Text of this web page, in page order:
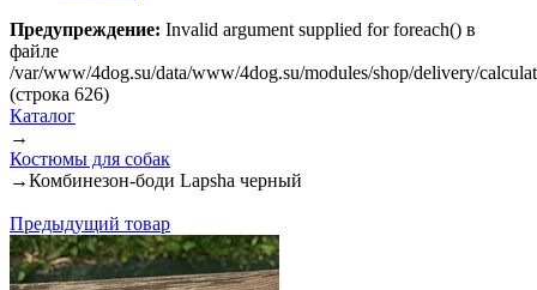
Предупреждение: Invalid argument supplied for foreach() в
файле
/var/www/4dog.su/data/www/4dog.su/modules/shop/delivery/
(строка 626)
Каталог
→
Костюмы для собак
→Комбинезон-боди Lapsha черный
Предыдущий товар